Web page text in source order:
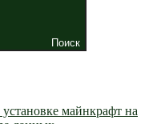
Поиск
майнкрафт на